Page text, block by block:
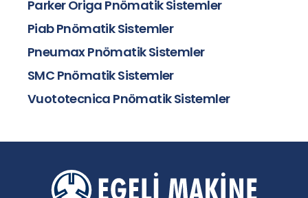
Parker Origa Pnömatik Sistemler
Piab Pnömatik Sistemler
Pneumax Pnömatik Sistemler
SMC Pnömatik Sistemler
Vuototecnica Pnömatik Sistemler